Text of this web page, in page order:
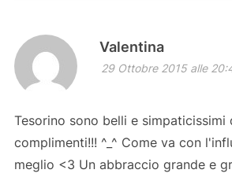
Valentina
29 Ottobre 2015 alle
Tesorino sono belli e simpaticissimi
complimenti!!! ^_^ Come va con
meglio <3 Un abbraccio grande e